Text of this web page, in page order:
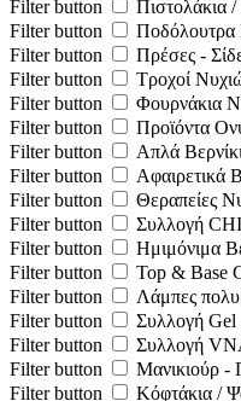
Filter button
Πιστολάκια
Filter button
Ποδόλουτρα
Filter button
Πρέσες -
Filter button
Τροχοί
Filter button
Φουρνάκια
Filter button
Προϊόντα
Filter button
Απλά
Filter button
Filter button
Θεραπείες
Filter button
Συλλογή
Filter button
Ημιμόνιμα
Filter button
Top & Base
Filter button
Λάμπες
Filter button
Συλλογή
Filter button
Συλλογή
Filter button
Μανικιούρ -
Filter button
Κόφτάκια /